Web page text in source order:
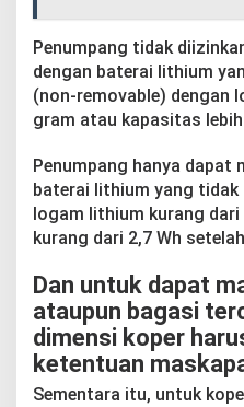
Penumpang tidak
dengan baterai lithium
(non-removable) dengan
gram atau kapasitas
Penumpang hanya dapat
baterai lithium yang tidak
logam lithium kurang
kurang dari 2,7 Wh
Dan untuk dapat
ataupun bagasi
dimensi koper
ketentuan
Sementara itu, untuk